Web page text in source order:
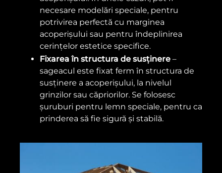
necesare modelări speciale, pentru
potrivirea perfectă cu marginea
acoperișului sau pentru îndeplinirea
cerințelor estetice specifice.
Fixarea în structura de susținere –
sageacul este fixat ferm în structura de
susținere a acoperișului, la nivelul
grinzilor sau căpriorilor. Se folosesc
șuruburi pentru lemn speciale, pentru ca
prinderea să fie sigură și stabilă.